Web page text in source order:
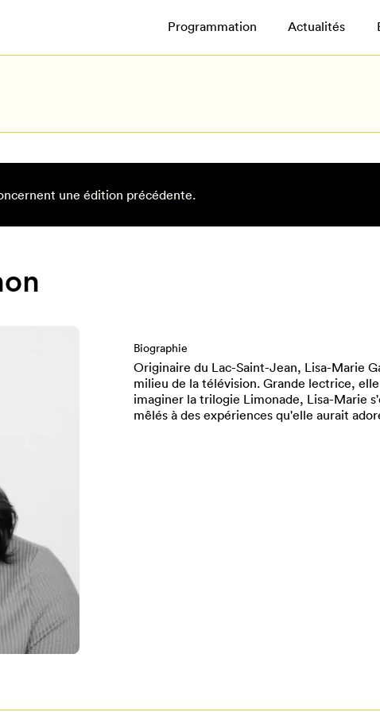
Programmation Actualités
une édition précédente.
Biographie
Originaire du Lac-Saint-Jean, Lisa-Marie
milieu de la télévision. Grande lectrice,
imaginer la trilogie Limonade, Lisa-Marie
mêlés à des expériences qu'elle aurait
Pour enregistrer vos favoris,
connectez-vous ou créez votre